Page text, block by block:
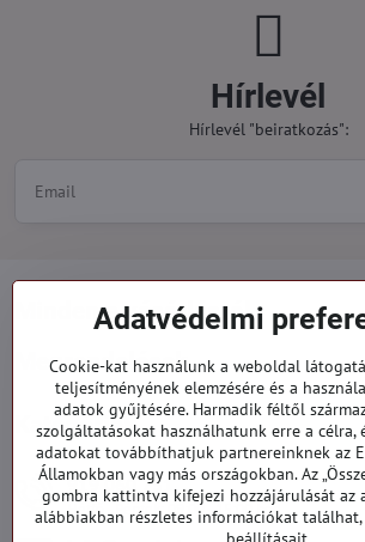
Hírlevél
Hírlevél "beiratkozás":
Minden a vásárlásról
Megrendelések
Kategóriák
919 060 751
Hétfő - Péntek: 09:00 - 15:00 hod.
Adatvédelmi
Cookie-kat használunk a weboldal
teljesítményének elemzésére és a
adatok gyűjtésére. Harmadik féltől
szolgáltatásokat használhatunk erre a célra,
adatokat továbbíthatjuk partnereinknek az
Államokban vagy más országokban. Az
gombra kattintva kifejezi hozzájárulását az
alábbiakban részletes információkat